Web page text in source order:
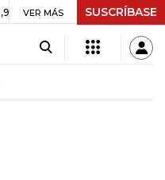
UVR $ 416,86 +$ 0,05 +0,01%
VER MÁS SUSCRÍBASE